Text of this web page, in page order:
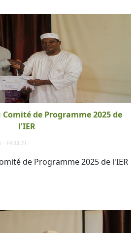
de Programme 2025 de
l'IER
- 14:33:31
de Programme 2025 de l'IER